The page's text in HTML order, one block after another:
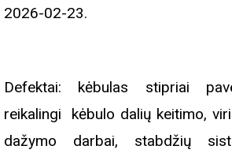
2026-02-23.
Defektai: kėbulas stipriai
reikalingi kėbulo dalių keitimo,
dažymo darbai, stabdžių